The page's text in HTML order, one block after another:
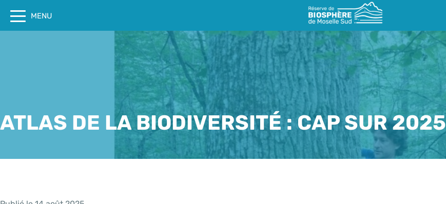
MENU
ATLAS DE LA BIODIVERSITÉ : CAP SUR 2025